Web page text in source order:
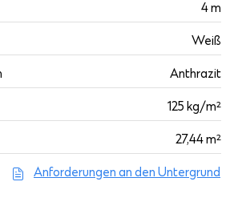
4 m
Weiß
Anthrazit
125 kg/m²
27,44 m²
Anforderungen an den Untergrund